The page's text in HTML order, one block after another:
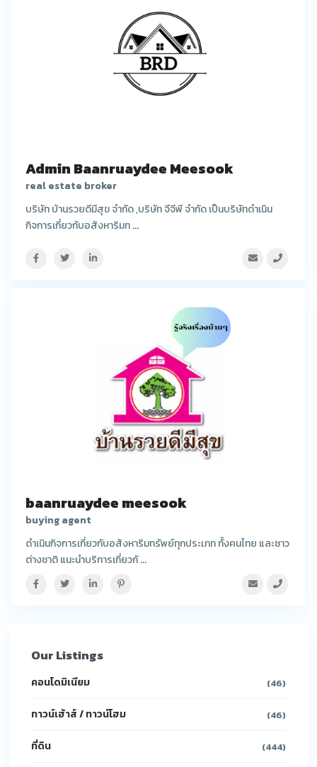
Admin Baanruaydee Meesook
real estate broker
บริษัท บ้านรวยดีมีสุข จำกัด ,บริษัท จีจีพี จำกัด เป็นบริษัทดำเนิน
กิจการเกี่ยวกับอสังหาริมท...
baanruaydee meesook
buying agent
ดำเนินกิจการเกี่ยวกับอสังหาริมทรัพย์ทุกประเภท ทั้งคนไทย และชาว
ต่างชาติ แนะนำบริการเกี่ยวกั...
Our Listings
คอนโดมิเนียม (46)
ทาวน์เฮ้าส์ / ทาวน์โฮม (46)
ที่ดิน (444)